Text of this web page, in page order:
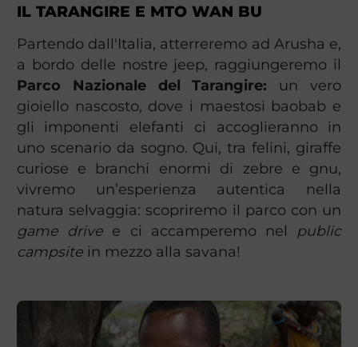
IL TARANGIRE E MTO WAN BU
Partendo dall'Italia, atterreremo ad Arusha e,
a bordo delle nostre jeep, raggiungeremo il
Parco Nazionale del Tarangire: un vero
gioiello nascosto, dove i maestosi baobab e
gli imponenti elefanti ci accoglieranno in
uno scenario da sogno. Qui, tra felini, giraffe
curiose e branchi enormi di zebre e gnu,
vivremo un’esperienza autentica nella
natura selvaggia: scopriremo il parco con un
game drive e ci accamperemo nel public
campsitein mezzo alla savana!